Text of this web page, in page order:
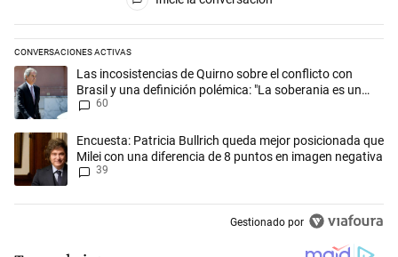
CONVERSACIONES ACTIVAS
Este listado muestra los artículos con más comentarios en los
Un artículo de tendencia con el título "Las incosistencias de Quirno
Las incosistencias de Quirno sobre el conflicto con
Brasil y una definición polémica: "La soberania es un
concepto antiguo"
60
Un artículo de tendencia con el título "Encuesta: Patricia Bullrich
Encuesta: Patricia Bullrich queda mejor posicionada que
Milei con una diferencia de 8 puntos en imagen negativa
39
Gestionado por